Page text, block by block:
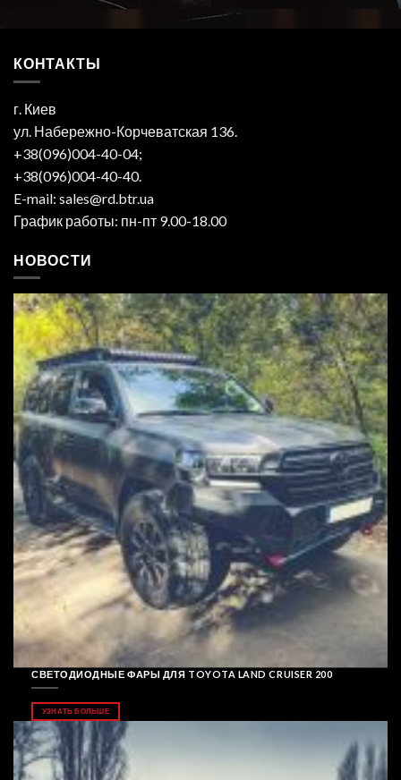
КОНТАКТЫ
г. Киев
ул. Набережно-Корчеватская 136.
+38(096)004-40-04;
+38(096)004-40-40.
E-mail: sales@rd.btr.ua
График работы: пн-пт 9.00-18.00
НОВОСТИ
СВЕТОДИОДНЫЕ ФАРЫ ДЛЯ TOYOTA LAND CRUISER 200
УЗНАТЬ БОЛЬШЕ